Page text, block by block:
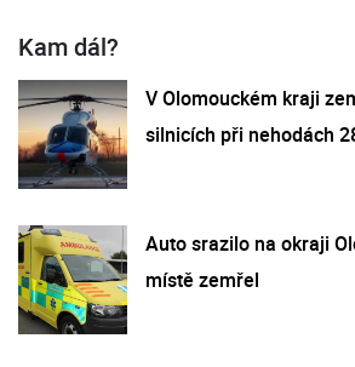
Kam dál?
V Olomouckém kraji
silnicích při nehodách
Auto srazilo na okraji
místě zemřel